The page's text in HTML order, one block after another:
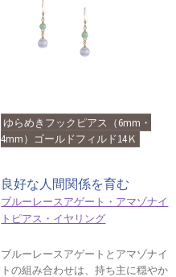
ゆらめきフックピアス（6mm・
4mm）ゴールドフィルド14Ｋ
良好な人間関係を育む
ブルーレースアゲート・アマゾナイ
トピアス・イヤリング
ブルーレースアゲートとアマゾナイ
トの組み合わせは、持ち主に穏やか